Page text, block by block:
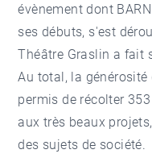
évènement dont
ses débuts, s'est
Théâtre Graslin a fait
Au total, la générosité
permis de récolter
aux très beaux
des sujets de société.